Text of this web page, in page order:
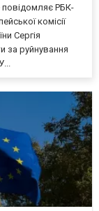
повідомляє РБК-
комісії
Сергія
за руйнування